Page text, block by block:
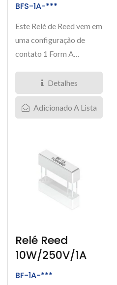
BFS-1A-***
Este Relé de Reed vem em
uma configuração de
contato 1 Form A
com tensão...Detalhes
Adicionado A Lista
Relé Reed
10W/250V/1A
BF-1A-***